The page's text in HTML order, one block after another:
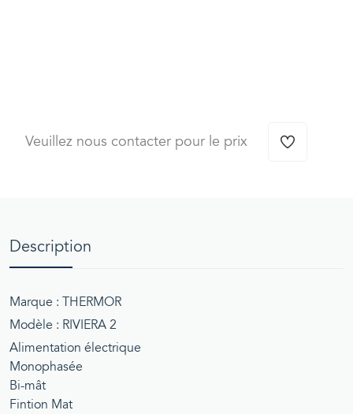
Veuillez nous contacter pour le prix
Description
Marque : THERMOR
Modèle : RIVIERA 2
Alimentation électrique
Monophasée
Bi-mât
Fintion Mat